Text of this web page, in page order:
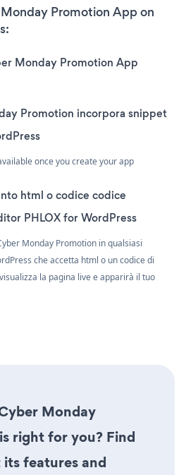
Promotion App on
Monday Promotion App
Promotion incorpora snippet
once you create your app
html o codice codice
PHLOX for WordPress
Monday Promotion in qualsiasi
che accetta html o un codice di
la pagina live e apparirà il tuo
Monday
right for you? Find
features and